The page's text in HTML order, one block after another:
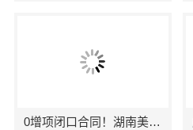
0增项闭口合同！湖南美学筑家建材有限公司局部改造更省心